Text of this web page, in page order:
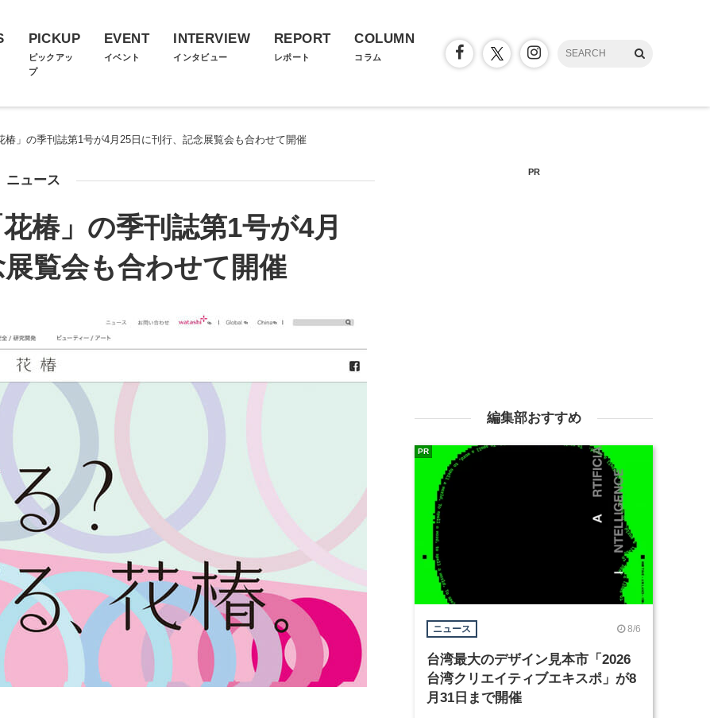
PICKUP
ピックアッ
プ
EVENT
イベント
INTERVIEW
インタビュー
REPORT
レポート
COLUMN
コラム
椿」の季刊誌第1号が4月25日に刊行、記念展覧会も合わせて開催
ニュース
椿」の季刊誌第1号が4月
覧会も合わせて開催
PR
編集部おすすめ
ニュース 8/6
台湾最大のデザイン見本市「2026
台湾クリエイティブエキスポ」が8
月31日まで開催
PR